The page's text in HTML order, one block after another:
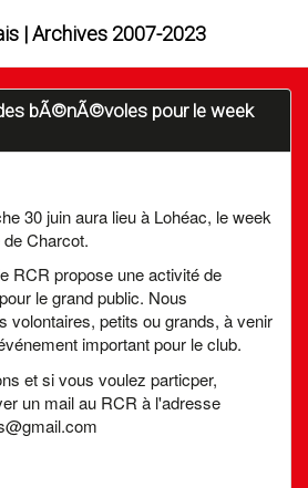
| Archives 2007-2023
bÃ©nÃ©voles pour le week
30 juin aura lieu à Lohéac, le week
Charcot.
RCR propose une activité de
le grand public. Nous
volontaires, petits ou grands, à venir
important pour le club.
et si vous voulez particper,
un mail au RCR à l'adresse